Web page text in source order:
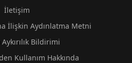
İletişim
İlişkin Aydınlatma Metni
Bildirimi
Kullanım Hakkında